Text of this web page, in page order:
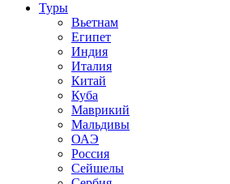
Туры
Вьетнам
Египет
Индия
Италия
Китай
Куба
Маврикий
Мальдивы
ОАЭ
Россия
Сейшелы